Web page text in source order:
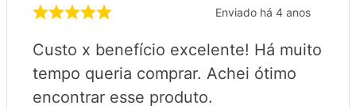
Enviado há 4 anos
Custo x benefício excelente! Há muito
tempo queria comprar. Achei ótimo
encontrar esse produto.